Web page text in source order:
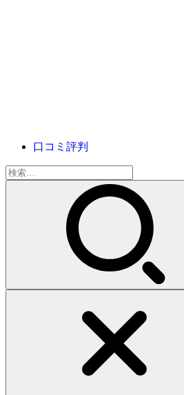
口コミ評判
検
索: